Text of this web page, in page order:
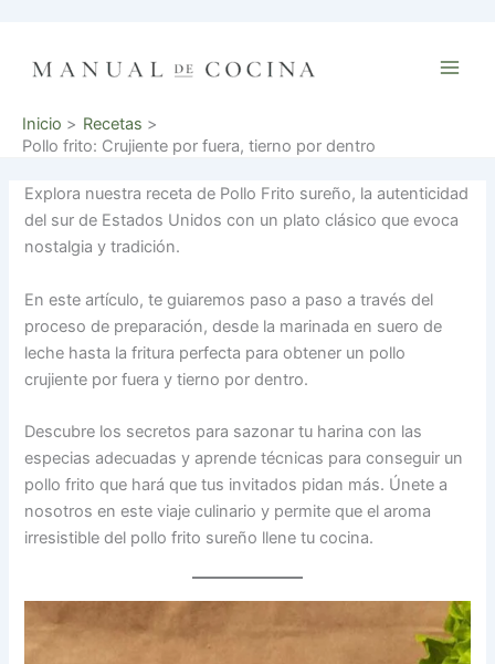
contenido
Inicio
Recetas
Pollo frito: Crujiente por fuera, tierno por dentro
Explora nuestra receta de Pollo Frito sureño, la autenticidad
del sur de Estados Unidos con un plato clásico que evoca
nostalgia y tradición.
En este artículo, te guiaremos paso a paso a través del
proceso de preparación, desde la marinada en suero de
leche hasta la fritura perfecta para obtener un pollo
crujiente por fuera y tierno por dentro.
Descubre los secretos para sazonar tu harina con las
especias adecuadas y aprende técnicas para conseguir un
pollo frito que hará que tus invitados pidan más. Únete a
nosotros en este viaje culinario y permite que el aroma
irresistible del pollo frito sureño llene tu cocina.